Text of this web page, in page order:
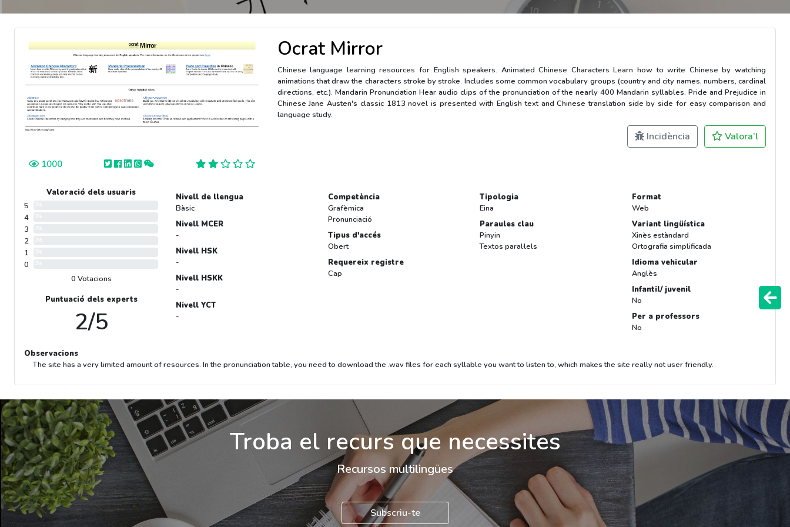
1000
Ocrat Mirror
Chinese language learning resources for English speakers. Animated Chinese Characters Learn how to write Chinese by watching
animations that draw the characters stroke by stroke. Includes some common vocabulary groups (country and city names, numbers, cardinal
directions, etc.). Mandarin Pronunciation Hear audio clips of the pronunciation of the nearly 400 Mandarin syllables. Pride and Prejudice in
Chinese Jane Austen's classic 1813 novel is presented with English text and Chinese translation side by side for easy comparison and
language study.
Incidència Valora’l
Valoració dels usuaris
5
4
3
2
1
0
0 Votacions
Puntuació dels experts
2/5
Nivell de llengua
Bàsic
Nivell MCER
-
Nivell HSK
-
Nivell HSKK
-
Nivell YCT
-
Competència
Grafèmica
Pronunciació
Tipus d'accés
Obert
Requereix registre
Cap
Tipologia
Eina
Paraules clau
Pinyin
Textos paral·lels
Format
Web
Variant lingüística
Xinès estàndard
Ortografia simplificada
Idioma vehicular
Anglès
Infantil/ juvenil
No
Per a professors
No
Observacions
The site has a very limited amount of resources. In the pronunciation table, you need to download the .wav files for each syllable you want to listen to, which makes the site really not user friendly.
Troba el recurs que necessites
Recursos multilingües
Subscriu-te